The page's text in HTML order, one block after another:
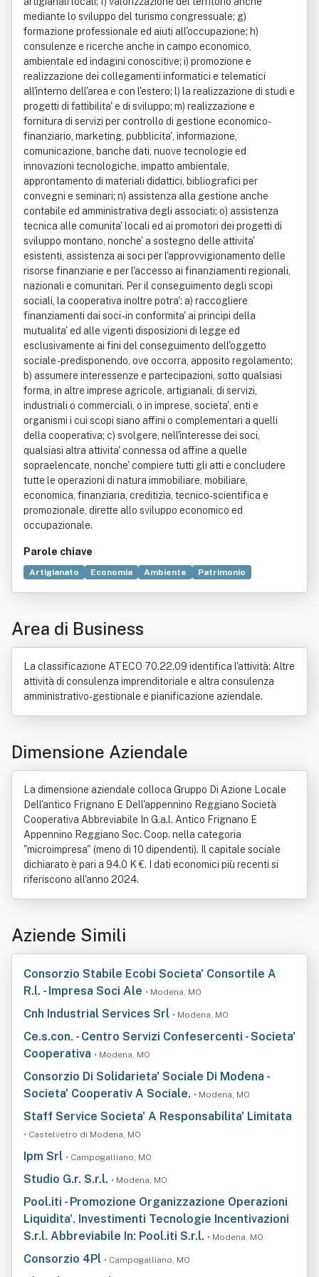
mediante lo sviluppo del turismo congressuale; g)
formazione professionale ed aiuti all'occupazione; h)
consulenze e ricerche anche in campo economico,
ambientale ed indagini conoscitive; i) promozione e
realizzazione dei collegamenti informatici e telematici
all'interno dell'area e con l'estero; l) la realizzazione di studi e
progetti di fattibilita' e di sviluppo; m) realizzazione e
fornitura di servizi per controllo di gestione economico-
finanziario, marketing, pubblicita', informazione,
comunicazione, banche dati, nuove tecnologie ed
innovazioni tecnologiche, impatto ambientale,
approntamento di materiali didattici, bibliografici per
convegni e seminari; n) assistenza alla gestione anche
contabile ed amministrativa degli associati; o) assistenza
tecnica alle comunita' locali ed ai promotori dei progetti di
sviluppo montano, nonche' a sostegno delle attivita'
esistenti, assistenza ai soci per l'approvvigionamento delle
risorse finanziarie e per l'accesso ai finanziamenti regionali,
nazionali e comunitari. Per il conseguimento degli scopi
sociali, la cooperativa inoltre potra': a) raccogliere
finanziamenti dai soci - in conformita' ai principi della
mutualita' ed alle vigenti disposizioni di legge ed
esclusivamente ai fini del conseguimento dell'oggetto
sociale - predisponendo, ove occorra, apposito regolamento;
b) assumere interessenze e partecipazioni, sotto qualsiasi
forma, in altre imprese agricole, artigianali, di servizi,
industriali o commerciali, o in imprese, societa', enti e
organismi i cui scopi siano affini o complementari a quelli
della cooperativa; c) svolgere, nell'interesse dei soci,
qualsiasi altra attivita' connessa od affine a quelle
sopraelencate, nonche' compiere tutti gli atti e concludere
tutte le operazioni di natura immobiliare, mobiliare,
economica, finanziaria, creditizia, tecnico-scientifica e
promozionale, dirette allo sviluppo economico ed
occupazionale.
Parole chiave
Artigianato Economia Ambiente
Patrimonio
Strategia
Cultura Servizio
Tecnologie dell'informazione e della comunicazione
Territorio
Area di Business
La classificazione ATECO 70.22.09 identifica l'attività: Altre
attività di consulenza imprenditoriale e altra consulenza
amministrativo-gestionale e pianificazione aziendale.
Dimensione Aziendale
La dimensione aziendale colloca Gruppo Di Azione Locale
Dell'antico Frignano E Dell'appennino Reggiano Società
Cooperativa Abbreviabile In G.a.l. Antico Frignano E
Appennino Reggiano Soc. Coop. nella categoria
"microimpresa" (meno di 10 dipendenti). Il capitale sociale
dichiarato è pari a 94.0 K €. I dati economici più recenti si
riferiscono all'anno 2024.
Aziende Simili
Consorzio Stabile Ecobi Societa' Consortile A
R.l. - Impresa Soci Ale • Modena, MO
Cnh Industrial Services Srl • Modena, MO
Ce.s.con. - Centro Servizi Confesercenti - Societa'
Cooperativa • Modena, MO
Consorzio Di Solidarieta' Sociale Di Modena -
Societa' Cooperativ A Sociale. • Modena, MO
Staff Service Societa' A Responsabilita' Limitata
• Castelvetro di Modena, MO
Ipm Srl • Campogalliano, MO
Studio G.r. S.r.l. • Modena, MO
Pool.iti - Promozione Organizzazione Operazioni
Liquidita'. Investimenti Tecnologie Incentivazioni
S.r.l. Abbreviabile In: Pool.iti S.r.l. • Modena, MO
Consorzio 4Pl • Campogalliano, MO